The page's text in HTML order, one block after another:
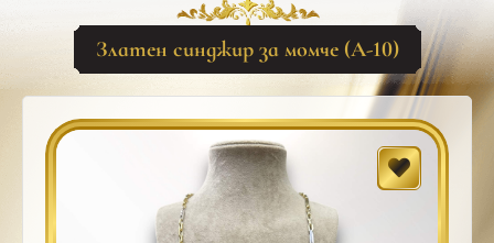
Златен синджир за момче (A-10)